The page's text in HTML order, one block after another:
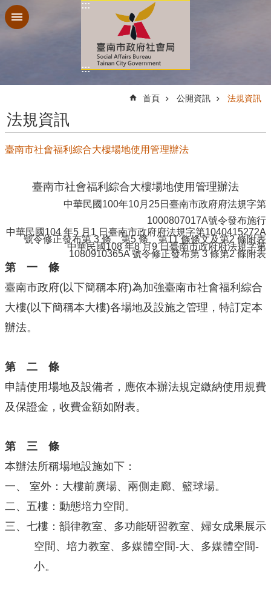
跳到主要內容區塊
:::
:::
首頁 公開資訊 法規資訊
法規資訊
臺南市社會福利綜合大樓場地使用管理辦法
臺南市社會福利綜合大樓場地使用管理辦法
中華民國 100年10月25日臺南市政府府法規字第
1000807017A號令發布施行
中華民國104 年5 月1 日臺南市政府府法規字第1040415272A
號令修正發布第 3 條、第5 條、第11 條條文及第2 條附表
中華民國108 年8 月9 日臺南市政府府法規字第
1080910365A 號令修正發布第 3 條第2 條附表
第 一 條
臺南市政府(以下簡稱本府)為加強臺南市社會福利綜合
大樓(以下簡稱本大樓)各場地及設施之管理，特訂定本
辦法。
第 二 條
申請使用場地及設備者，應依本辦法規定繳納使用規費
及保證金，收費金額如附表。
第 三 條
本辦法所稱場地設施如下：
一、 室外：大樓前廣場、兩側走廊、籃球場。
二、五樓：動態培力空間。
三、七樓：韻律教室、多功能研習教室、婦女成果展示
空間、培力教室、多媒體空間-大、多媒體空間-
小。